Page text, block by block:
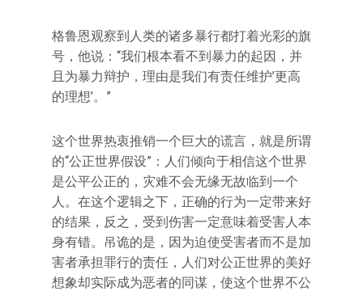
格鲁恩观察到人类的诸多暴行都打着光彩的旗
号，他说：“我们根本看不到暴力的起因，并
且为暴力辩护，理由是我们有责任维护’更高
的理想’。”
这个世界热衷推销一个巨大的谎言，就是所谓
的“公正世界假设”：人们倾向于相信这个世界
是公平公正的，灾难不会无缘无故临到一个
人。在这个逻辑之下，正确的行为一定带来好
的结果，反之，受到伤害一定意味着受害人本
身有错。吊诡的是，因为迫使受害者而不是加
害者承担罪行的责任，人们对公正世界的美好
想象却实际成为恶者的同谋，使这个世界不公